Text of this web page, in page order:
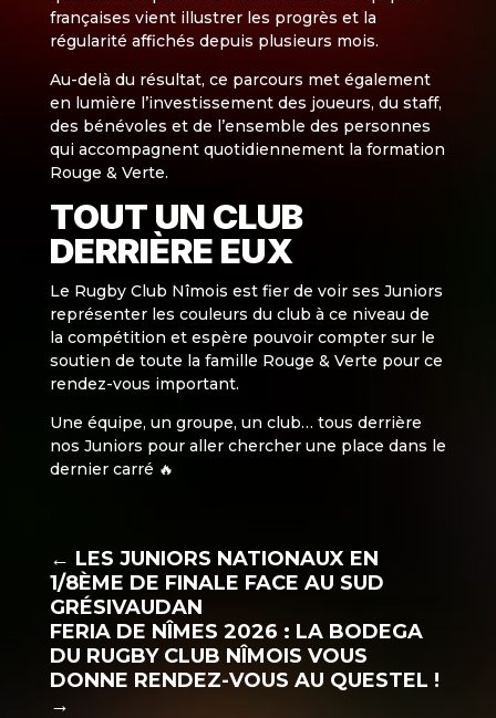
françaises vient illustrer les progrès et la
régularité affichés depuis plusieurs mois.
Au-delà du résultat, ce parcours met également
en lumière l’investissement des joueurs, du staff,
des bénévoles et de l’ensemble des personnes
qui accompagnent quotidiennement la formation
Rouge & Verte.
TOUT UN CLUB
DERRIÈRE EUX
Le Rugby Club Nîmois est fier de voir ses Juniors
représenter les couleurs du club à ce niveau de
la compétition et espère pouvoir compter sur le
soutien de toute la famille Rouge & Verte pour ce
rendez-vous important.
Une équipe, un groupe, un club… tous derrière
nos Juniors pour aller chercher une place dans le
dernier carré 🔥
← LES JUNIORS NATIONAUX EN
1/8ÈME DE FINALE FACE AU SUD
GRÉSIVAUDAN
FERIA DE NÎMES 2026 : LA BODEGA
DU RUGBY CLUB NÎMOIS VOUS
DONNE RENDEZ-VOUS AU QUESTEL !
→